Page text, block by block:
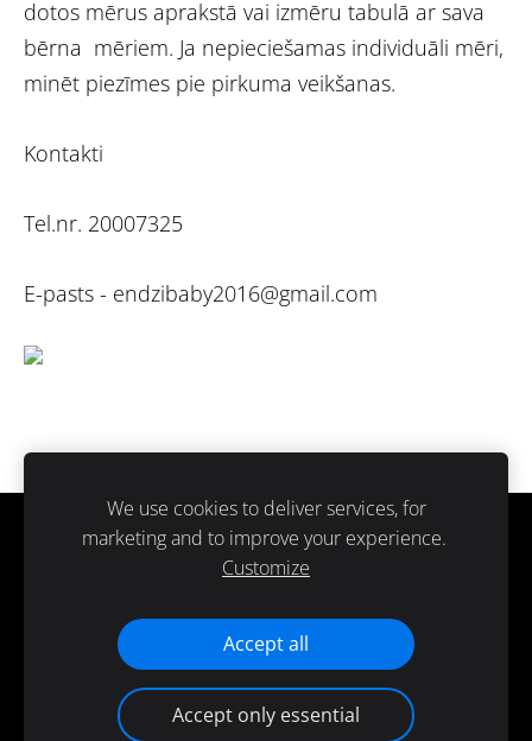
dotos mērus aprakstā vai izmēru tabulā ar sava
bērna mēriem. Ja nepieciešamas individuāli mēri,
minēt piezīmes pie pirkuma veikšanas.
Kontakti
Tel.nr. 20007325
E-pasts - endzibaby2016@gmail.com
Sīkdatnes
Paldies ka atbalsti ražots Latvijā.
We use cookies to deliver services, for
marketing and to improve your experience.
Customize
Accept all
Accept only essential